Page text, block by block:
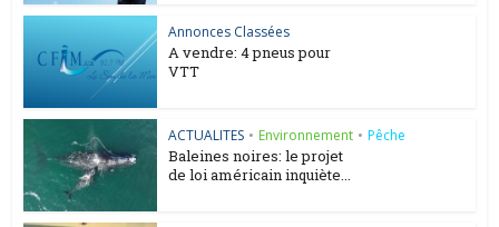
Annonces Classées
A vendre: 4 pneus pour
VTT
ACTUALITES • Environnement • Pêche
Baleines noires: le projet
de loi américain inquiète...